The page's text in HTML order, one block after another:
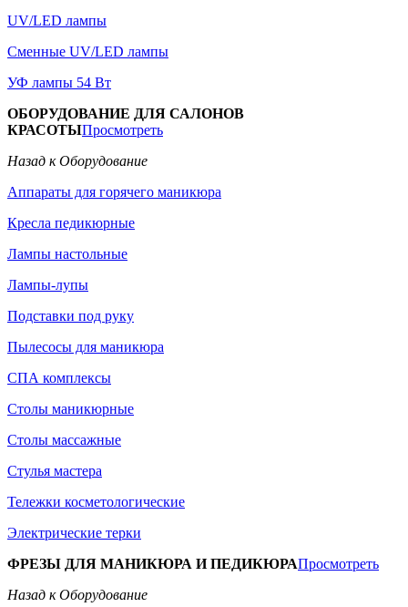
UV/LED лампы
Сменные UV/LED лампы
УФ лампы 54 Вт
ОБОРУДОВАНИЕ ДЛЯ САЛОНОВ
КРАСОТЫПросмотреть
Назад к Оборудование
Аппараты для горячего маникюра
Кресла педикюрные
Лампы настольные
Лампы-лупы
Подставки под руку
Пылесосы для маникюра
СПА комплексы
Столы маникюрные
Столы массажные
Стулья мастера
Тележки косметологические
Электрические терки
ФРЕЗЫ ДЛЯ МАНИКЮРА И ПЕДИКЮРАПросмотреть
Назад к Оборудование